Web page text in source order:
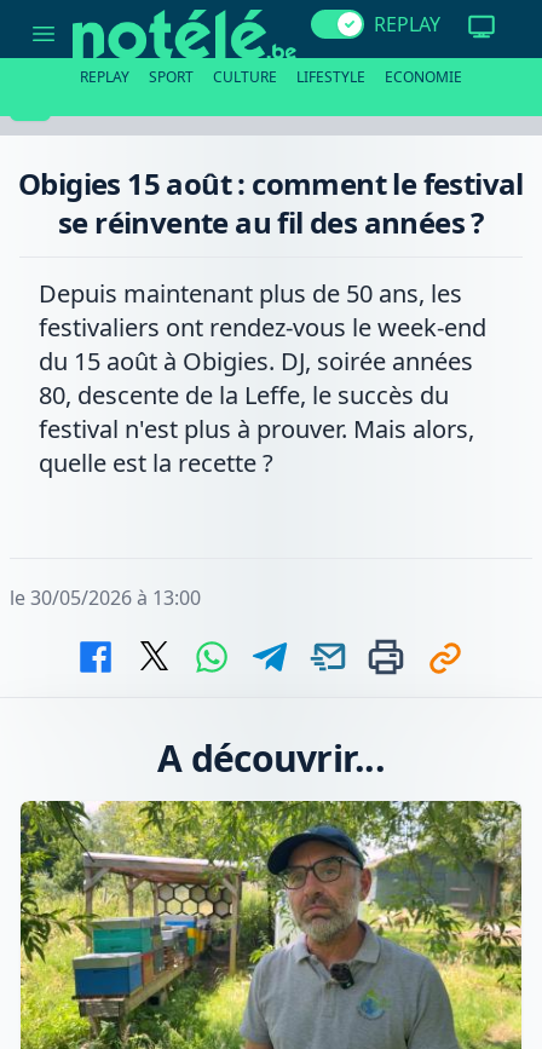
festival
REPLAY
REPLAY SPORT CULTURE LIFESTYLE ECONOMIE
Obigies 15 août : comment le festival
se réinvente au fil des années ?
Depuis maintenant plus de 50 ans, les
festivaliers ont rendez-vous le week-end
du 15 août à Obigies. DJ, soirée années
80, descente de la Leffe, le succès du
festival n'est plus à prouver. Mais alors,
quelle est la recette ?
le 30/05/2026 à 13:00
A découvrir...